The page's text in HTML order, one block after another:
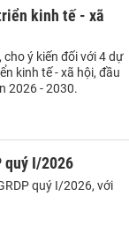
kinh tế - xã
ý kiến đối với 4 dự
kinh tế - xã hội, đầu
2026 - 2030.
quý I/2026
quý I/2026, với